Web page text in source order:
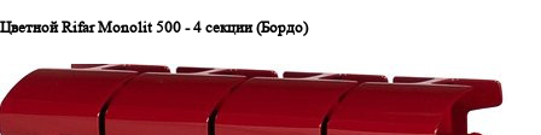
Цветной Rifar Monolit 500 - 4 секции (Бордо)